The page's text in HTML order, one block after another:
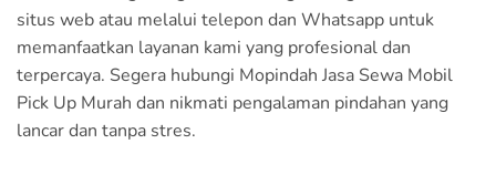
situs web atau melalui telepon dan Whatsapp untuk
memanfaatkan layanan kami yang profesional dan
terpercaya. Segera hubungi Mopindah Jasa Sewa Mobil
Pick Up Murah dan nikmati pengalaman pindahan yang
lancar dan tanpa stres.